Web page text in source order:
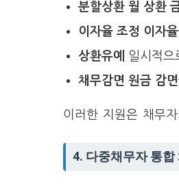
분할상환 월 상환
이자율 조정 이자
상환유예
일시적으
채무감면 원금 감면
이러한 지원은 채무
4. 다중채무자 통합